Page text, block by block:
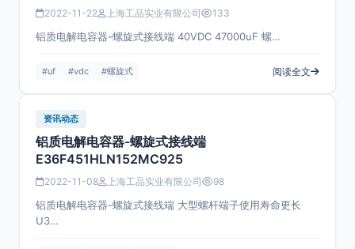
2022-11-22 上海工品实业有限公司 133
铝质电解电容器-螺旋式接线端 40VDC 47000uF 螺…
#uf #vdc #螺旋式 阅读全文
资讯动态
铝质电解电容器-螺旋式接线端
E36F451HLN152MC925
2022-11-08 上海工品实业有限公司 98
铝质电解电容器-螺旋式接线端 大型螺杆端子使用寿命更长
U3…